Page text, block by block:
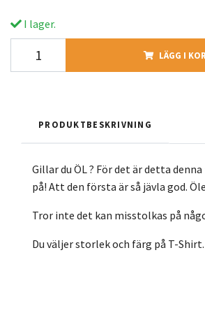
I lager.
LÄGG I
PRODUKTBESKRIVNING
Gillar du ÖL ? För det är detta
på! Att den första är så jävla god.
Tror inte det kan misstolkas på
Du väljer storlek och färg på T-Shirt.